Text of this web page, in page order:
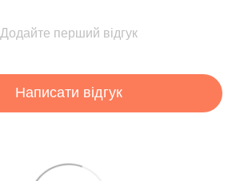
Додайте перший відгук
Написати відгук